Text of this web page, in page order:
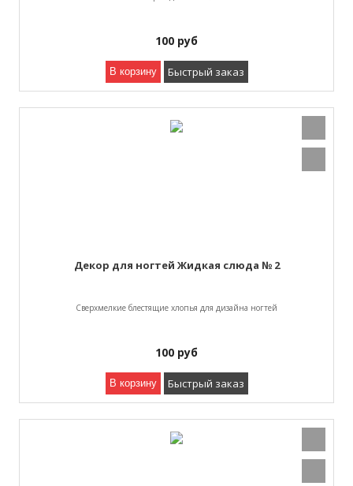
100 руб
В корзину Быстрый заказ
Декор для ногтей Жидкая слюда № 2
Сверхмелкие блестящие хлопья для дизайна ногтей
100 руб
В корзину Быстрый заказ